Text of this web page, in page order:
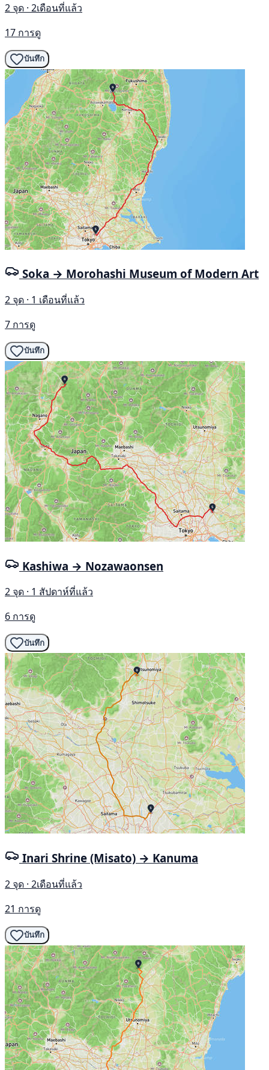
2 จุด · 2เดือนที่แล้ว
17 การดู
บันทึก
Soka → Morohashi Museum of Modern Art
2 จุด · 1 เดือนที่แล้ว
7 การดู
บันทึก
Kashiwa → Nozawaonsen
2 จุด · 1 สัปดาห์ที่แล้ว
6 การดู
บันทึก
Inari Shrine (Misato) → Kanuma
2 จุด · 2เดือนที่แล้ว
21 การดู
บันทึก